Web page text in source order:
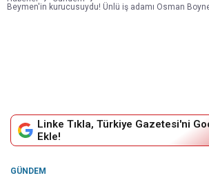
Beymen'in kurucusuydu! Ünlü iş adamı Osman
Linke Tıkla, Türkiye Gazetesi'ni
Ekle!
GÜNDEM